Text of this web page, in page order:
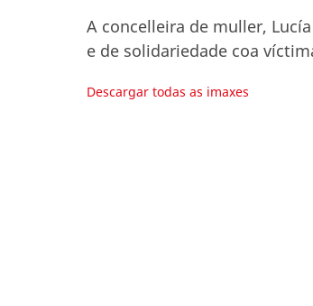
A concelleira de muller,
e de solidariedade coa
Descargar todas as imaxes